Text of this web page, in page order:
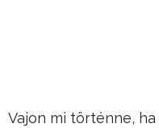
Vajon mi történne,